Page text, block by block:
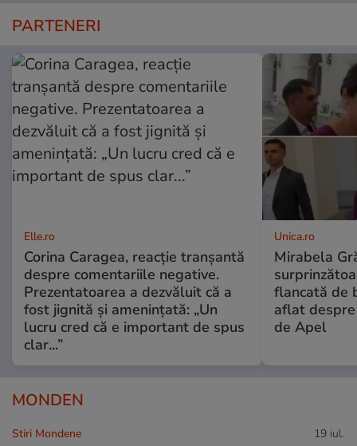
PARTENERI
Elle.ro
Corina Caragea, reacție tranșantă
despre comentariile negative.
Prezentatoarea a dezvăluit că a
fost jignită și amenințată: „Un
lucru cred că e important de spus
clar...”
Unica.ro
Mirabela
flancată de
aflat
de Apel
MONDEN
Stiri Mondene 19 iul.